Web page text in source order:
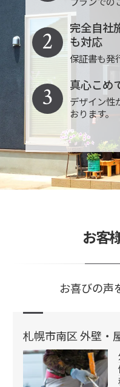
完全自社
も対応
保証書も発
2
真心こめ
デザイン性
おります。
3
お客
お喜びの声
札幌市南区 外壁・